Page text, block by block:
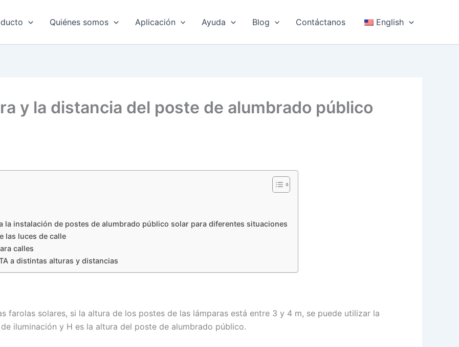
Quiénes somos Aplicación Ayuda Blog Contáctanos English
y la distancia del poste de alumbrado público
la instalación de postes de alumbrado público solar para diferentes situaciones
las luces de calle
calles
a distintas alturas y distancias
farolas solares, si la altura de los postes de las lámparas está entre 3 y 4 m, se puede utilizar la
iluminación y H es la altura del poste de alumbrado público.